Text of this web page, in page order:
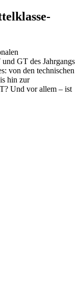
und GT des Jahrgangs
von den technischen
hin zur
Und vor allem – ist